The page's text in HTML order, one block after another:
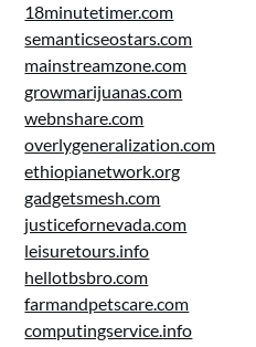
18minutetimer.com
semanticseostars.com
mainstreamzone.com
growmarijuanas.com
webnshare.com
overlygeneralization.com
ethiopianetwork.org
gadgetsmesh.com
justicefornevada.com
leisuretours.info
hellotbsbro.com
farmandpetscare.com
computingservice.info